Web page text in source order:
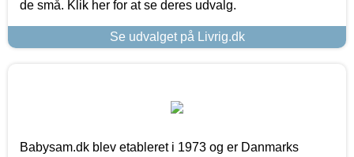
de små. Klik her for at se deres udvalg.
Se udvalget på Livrig.dk
Babysam.dk blev etableret i 1973 og er Danmarks